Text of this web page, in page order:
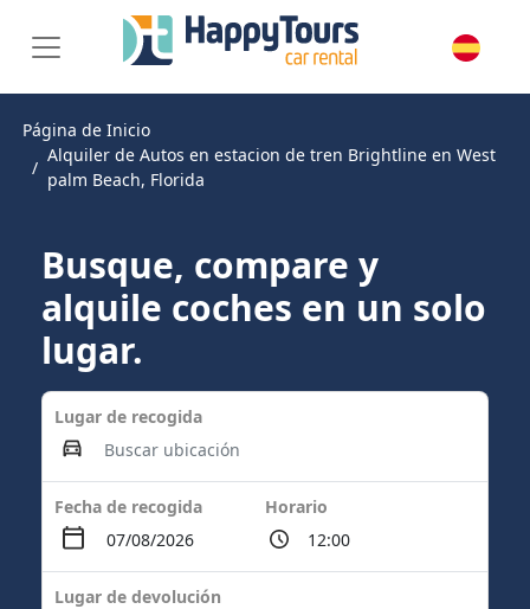
Página de Inicio
Alquiler de Autos en estacion de tren Brightline en West
palm Beach, Florida
Busque, compare y
alquile coches en un solo
lugar.
Lugar de recogida
Fecha de recogida Horario
Lugar de devolución